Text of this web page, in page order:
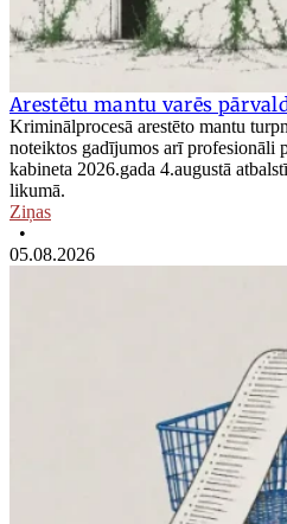
Arestētu mantu varēs
Kriminālprocesā arestēto mantu
noteiktos gadījumos arī profesionāli
kabineta 2026.gada 4.augustā
likumā.
Ziņas
•
05.08.2026